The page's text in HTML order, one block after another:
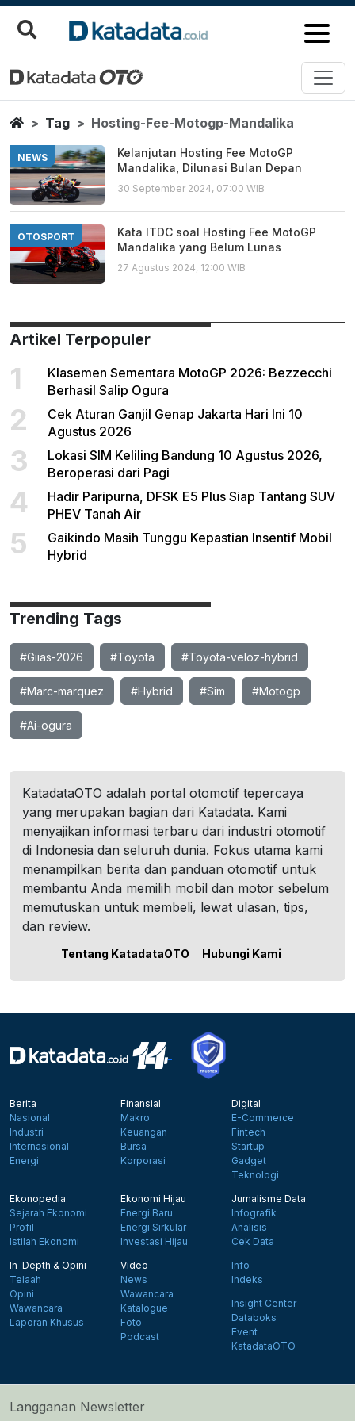
Hosting Fee Motogp Mandalika
Berita Terbaru
HomeTag Hosting-Fee-Motogp-Mandalika
NEWS
Kelanjutan Hosting Fee MotoGP
Mandalika, Dilunasi Bulan Depan
30 September 2024, 07:00 WIB
OTOSPORT
Kata ITDC soal Hosting Fee MotoGP
Mandalika yang Belum Lunas
27 Agustus 2024, 12:00 WIB
Artikel Terpopuler
1
Klasemen Sementara MotoGP 2026: Bezzecchi
Berhasil Salip Ogura
2
Cek Aturan Ganjil Genap Jakarta Hari Ini 10
Agustus 2026
3
Lokasi SIM Keliling Bandung 10 Agustus 2026,
Beroperasi dari Pagi
4
Hadir Paripurna, DFSK E5 Plus Siap Tantang SUV
PHEV Tanah Air
5
Gaikindo Masih Tunggu Kepastian Insentif Mobil
Hybrid
Trending Tags
#Giias-2026 #Toyota #Toyota-veloz-hybrid
#Marc-marquez #Hybrid #Sim #Motogp
#Ai-ogura
KatadataOTO adalah portal otomotif tepercaya
yang merupakan bagian dari Katadata. Kami
menyajikan informasi terbaru dari industri otomotif
di Indonesia dan seluruh dunia. Fokus utama kami
menampilkan berita dan panduan otomotif untuk
membantu Anda memilih mobil dan motor sebelum
memutuskan untuk membeli, lewat ulasan, tips,
dan review.
Tentang KatadataOTO Hubungi Kami
Berita
Nasional
Industri
Internasional
Energi
Finansial
Makro
Keuangan
Bursa
Korporasi
Digital
E-Commerce
Fintech
Startup
Gadget
Teknologi
Ekonopedia
Sejarah Ekonomi
Profil
Istilah Ekonomi
Ekonomi Hijau
Energi Baru
Energi Sirkular
Investasi Hijau
Jurnalisme Data
Infografik
Analisis
Cek Data
In-Depth & Opini
Telaah
Opini
Wawancara
Laporan Khusus
Video
News
Wawancara
Katalogue
Foto
Podcast
Info
Indeks
Insight Center
Databoks
Event
KatadataOTO
Langganan Newsletter